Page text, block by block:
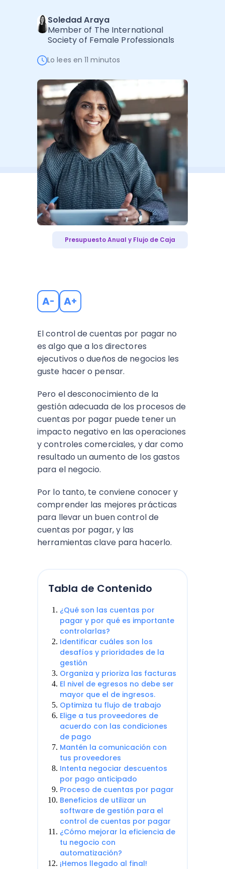
Administración Empresarial
Ver todo
Software Factura y Administración
Ver Todo
Soledad Araya
Member of The International
Society of Female Professionals
Lo lees en 11 minutos
Presupuesto Anual y Flujo de Caja
A- A+
El control de cuentas por pagar no
es algo que a los directores
ejecutivos o dueños de negocios les
guste hacer o pensar.
Pero el desconocimiento de la
gestión adecuada de los procesos de
cuentas por pagar puede tener un
impacto negativo en las operaciones
y controles comerciales, y dar como
resultado un aumento de los gastos
para el negocio.
Por lo tanto, te conviene conocer y
comprender las mejores prácticas
para llevar un buen control de
cuentas por pagar, y las
herramientas clave para hacerlo.
Tabla de Contenido
¿Qué son las cuentas por
pagar y por qué es importante
controlarlas?
Identificar cuáles son los
desafíos y prioridades de la
gestión
Organiza y prioriza las facturas
El nivel de egresos no debe ser
mayor que el de ingresos.
Optimiza tu flujo de trabajo
Elige a tus proveedores de
acuerdo con las condiciones
de pago
Mantén la comunicación con
tus proveedores
Intenta negociar descuentos
por pago anticipado
Proceso de cuentas por pagar
Beneficios de utilizar un
software de gestión para el
control de cuentas por pagar
¿Cómo mejorar la eficiencia de
tu negocio con
automatización?
¡Hemos llegado al final!